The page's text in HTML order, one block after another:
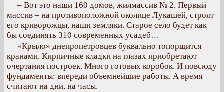
– Вот это наши 160 домов, жилмассив № 2. Первый
массив – на противоположной околице Лукашей, строят
его криворожцы, наши земляки. Старое село будет как
бы соединять 310 современных усадеб…
«Крыло» днепропетровцев буквально топорщится
кранами. Кирпичные кладки на глазах приобретают
очертания построек. Много готовых коробок. И повсюду
фундаменты: впереди объемнейшие работы. А время
считают на дни, на часы.